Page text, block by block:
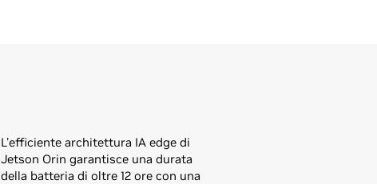
L'efficiente architettura IA edge di
Jetson Orin garantisce una durata
della batteria di oltre 12 ore con una